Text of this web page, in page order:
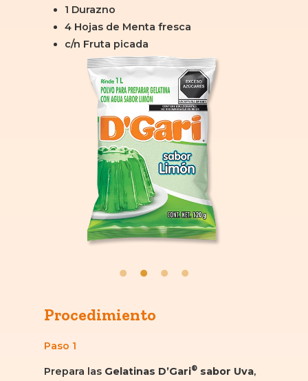
1 Durazno
4 Hojas de Menta fresca
c/n Fruta picada
Procedimiento
Paso 1
Prepara las Gelatinas D’Gari® sabor Uva,